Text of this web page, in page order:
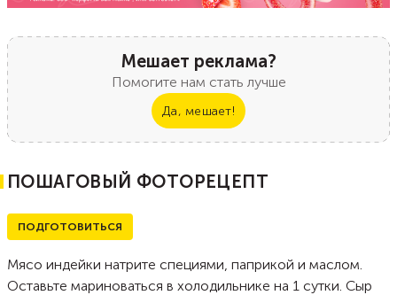
Мешает реклама?
Помогите нам стать лучше
Да, мешает!
ПОШАГОВЫЙ ФОТОРЕЦЕПТ
ПОДГОТОВИТЬСЯ
Мясо индейки натрите специями, паприкой и маслом.
Оставьте мариноваться в холодильнике на 1 сутки. Сыр